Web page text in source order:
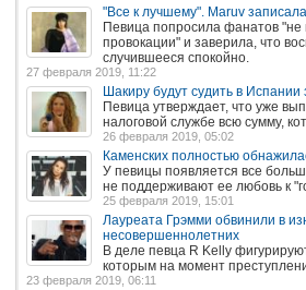
"Все к лучшему". Maruv
Певица попросила фанатов "не
провокации" и заверила, что
случившееся спокойно.
27 февраля 2019, 11:22
Шакиру будут судить в Испании
Певица утверждает, что уже
налоговой службе всю сумму,
26 февраля 2019, 05:02
Каменских полностью
У певицы появляется все
не поддерживают ее любовь к
25 февраля 2019, 15:01
Лауреата Грэмми обвинили в
несовершеннолетних
В деле певца R Kelly
которым на момент
23 февраля 2019, 06:11